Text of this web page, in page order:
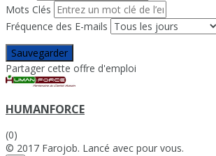
Mots Clés
Fréquence des E-mails
Sauvegarder
Partager cette offre d'emploi
HUMANFORCE
(0)
© 2017 Farojob. Lancé avec pour vous.